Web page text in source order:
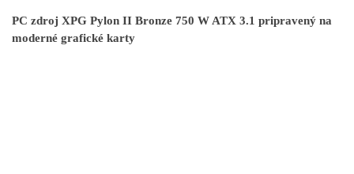
PC zdroj XPG Pylon II Bronze 750 W ATX 3.1 pripravený na
moderné grafické karty